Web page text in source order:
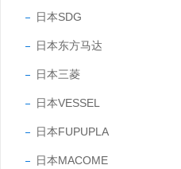
日本SDG
日本东方马达
日本三菱
日本VESSEL
日本FUPUPLA
日本MACOME